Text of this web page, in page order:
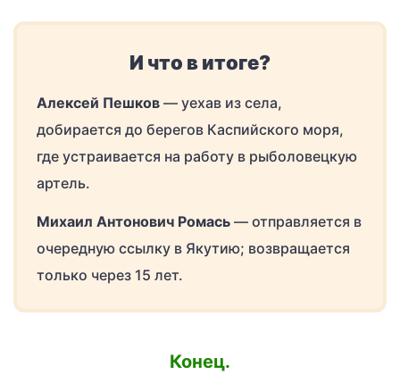
И что в итоге?
Алексей Пешков — уехав из села,
добирается до берегов Каспийского моря,
где устраивается на работу в рыболовецкую
артель.
Михаил Антонович Ромась — отправляется в
очередную ссылку в Якутию; возвращается
только через 15 лет.
Конец.